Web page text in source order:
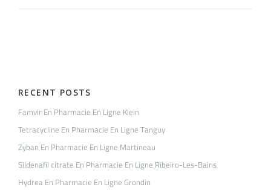
RECENT POSTS
Famvir En Pharmacie En Ligne Klein
Tetracycline En Pharmacie En Ligne Tanguy
Zyban En Pharmacie En Ligne Martineau
Sildenafil citrate En Pharmacie En Ligne Ribeiro-Les-Bains
Hydrea En Pharmacie En Ligne Grondin